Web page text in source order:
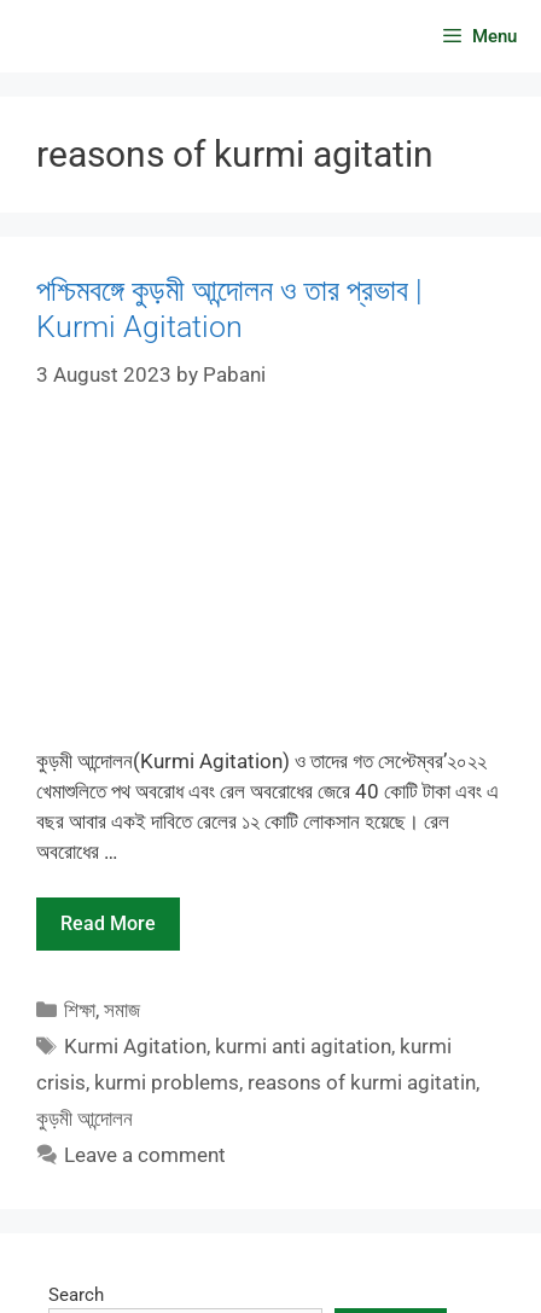
Menu
reasons of kurmi agitatin
পশ্চিমবঙ্গে কুড়মী আন্দোলন ও তার প্রভাব |
Kurmi Agitation
3 August 2023 by Pabani
কুড়মী আন্দোলন(Kurmi Agitation) ও তাদের গত সেপ্টেম্বর’২০২২
খেমাশুলিতে পথ অবরোধ এবং রেল অবরোধের জেরে 40 কোটি টাকা এবং এ
বছর আবার একই দাবিতে রেলের ১২ কোটি লোকসান হয়েছে। রেল
অবরোধের …
Read More
Categories
শিক্ষা,সমাজ
Tags
Kurmi Agitation, kurmi anti agitation, kurmi
crisis, kurmi problems, reasons of kurmi agitatin,
কুড়মী আন্দোলন
Leave a comment
Search